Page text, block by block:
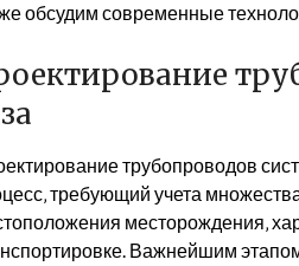
обсудим современные
трубопроводов
требующий учета
месторождения‚
Важнейшим